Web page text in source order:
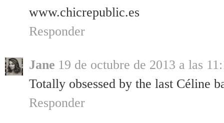
www.chicrepublic.es
Responder
Jane 19 de octubre de 2013 a las
Totally obsessed by the last Céline
Responder